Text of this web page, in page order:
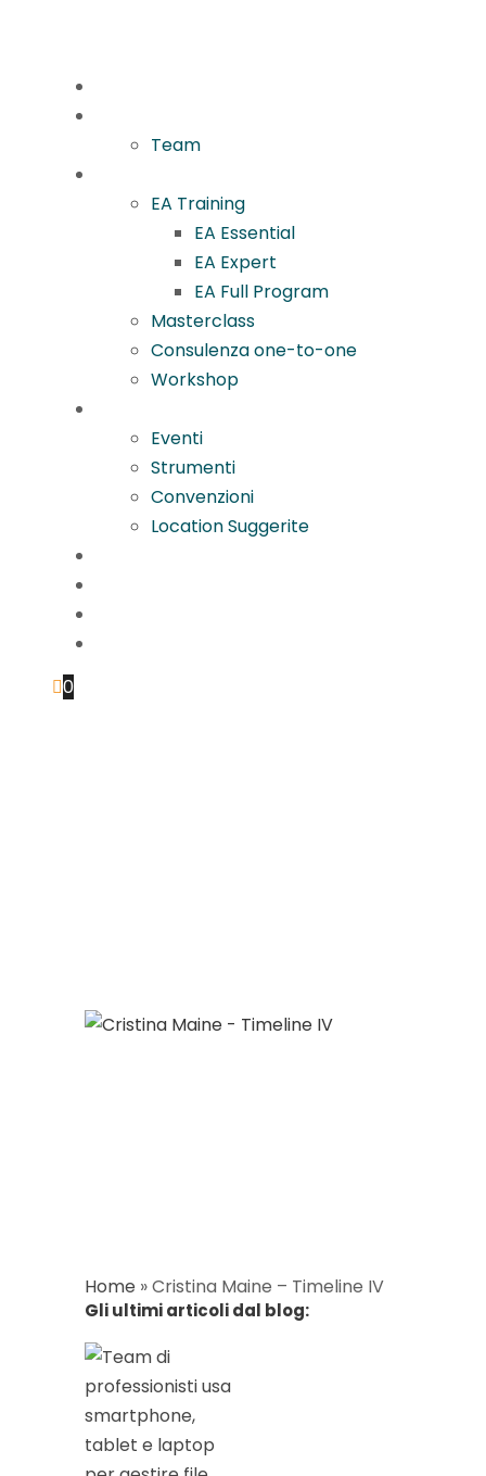
Team
EA Training
EA Essential
EA Expert
EA Full Program
Masterclass
Consulenza one-to-one
Workshop
Eventi
Strumenti
Convenzioni
Location Suggerite
0
Home »Cristina Maine – Timeline IV
Gli ultimi articoli dal blog: